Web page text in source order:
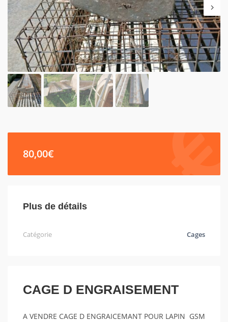
80,00€
Plus de détails
Catégorie Cages
CAGE D ENGRAISEMENT
A VENDRE CAGE D ENGRAICEMANT POUR LAPIN GSM